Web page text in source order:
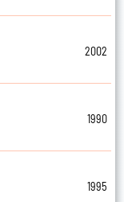
2002
1990
1995